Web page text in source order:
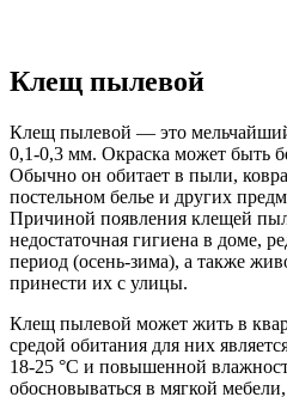
Клещ пылевой
Клещ пылевой — это
0,1-0,3 мм. Окраска может быть
Обычно он обитает в пыли,
постельном белье и других
Причиной появления клещей
недостаточная гигиена в доме,
период (осень-зима), а также
принести их с улицы.
Клещ пылевой может жить в
средой обитания для них
18-25 °C и повышенной
обосновываться в мягкой